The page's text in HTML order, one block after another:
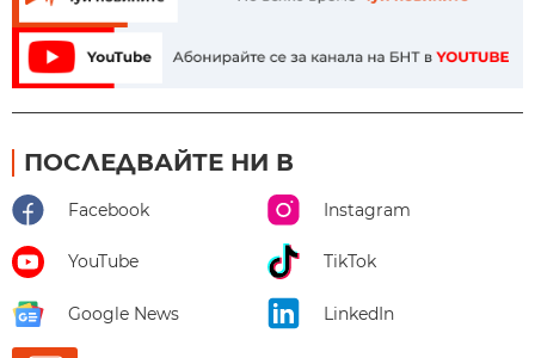
ПОСЛЕДВАЙТЕ НИ В
Facebook Instagram
YouTube TikTok
Google News LinkedIn